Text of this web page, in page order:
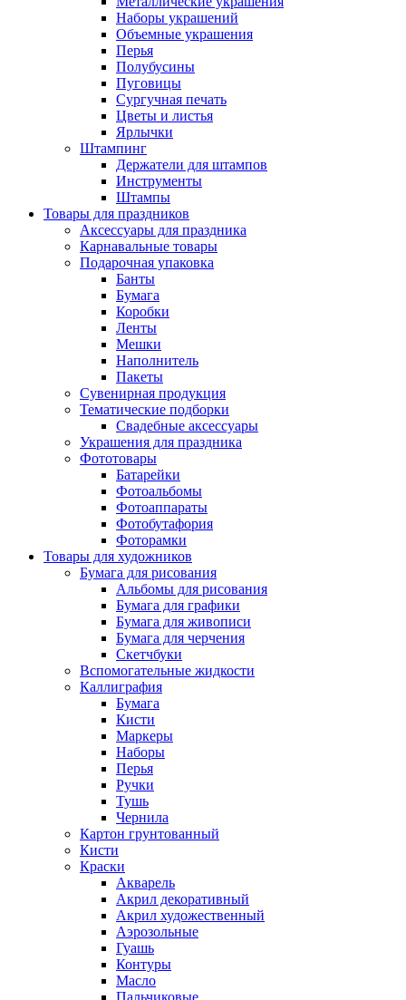
Наборы украшений
Объемные украшения
Перья
Полубусины
Пуговицы
Сургучная печать
Цветы и листья
Ярлычки
Штампинг
Держатели для штампов
Инструменты
Штампы
Товары для праздников
Аксессуары для праздника
Карнавальные товары
Подарочная упаковка
Банты
Бумага
Коробки
Ленты
Мешки
Наполнитель
Пакеты
Сувенирная продукция
Тематические подборки
Свадебные аксессуары
Украшения для праздника
Фототовары
Батарейки
Фотоальбомы
Фотоаппараты
Фотобутафория
Фоторамки
Товары для художников
Бумага для рисования
Альбомы для рисования
Бумага для графики
Бумага для живописи
Бумага для черчения
Скетчбуки
Вспомогательные жидкости
Каллиграфия
Бумага
Кисти
Маркеры
Наборы
Перья
Ручки
Тушь
Чернила
Картон грунтованный
Кисти
Краски
Акварель
Акрил декоративный
Акрил художественный
Аэрозольные
Гуашь
Контуры
Масло
Пальчиковые